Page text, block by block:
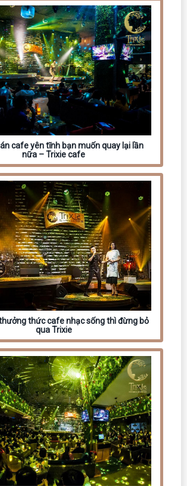
cafe yên tĩnh bạn muốn quay lại lần
nữa – Trixie cafe
thức cafe nhạc sống thì đừng bỏ
qua Trixie